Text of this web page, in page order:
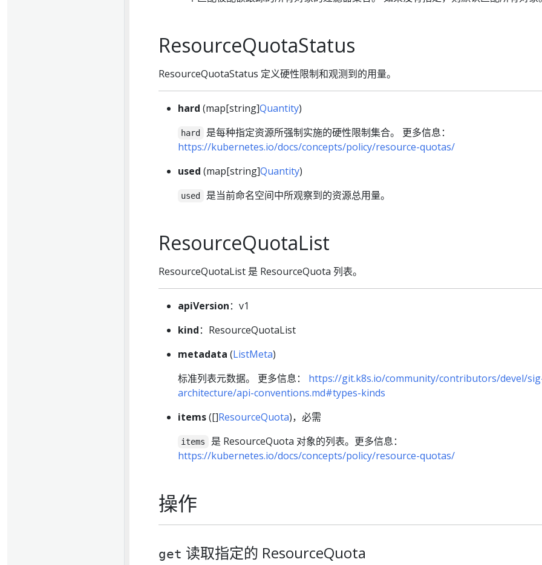
ResourceQuotaStatus
ResourceQuotaStatus 定义硬性限制和观测到的用量。
hard (map[string]Quantity)
hard
是每种指定资源所强制实施的硬性限制集合。 更多信息：
https://kubernetes.io/docs/concepts/policy/resource-quotas/
used (map[string]Quantity)
used 是当前命名空间中所观察到的资源总用量。
ResourceQuotaList
ResourceQuotaList 是 ResourceQuota 列表。
apiVersion：v1
kind：ResourceQuotaList
metadata (ListMeta)
标准列表元数据。 更多信息： https://git.k8s.io/community/contributors/devel/
architecture/api-conventions.md#types-kinds
items([]ResourceQuota)，必需
items
是 ResourceQuota 对象的列表。更多信息：
https://kubernetes.io/docs/concepts/policy/resource-quotas/
操作
get 读取指定的 ResourceQuota